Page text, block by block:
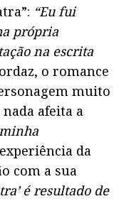
“Eu fui
própria
na escrita
o romance
muito
afeita a
da
com a sua
é resultado de